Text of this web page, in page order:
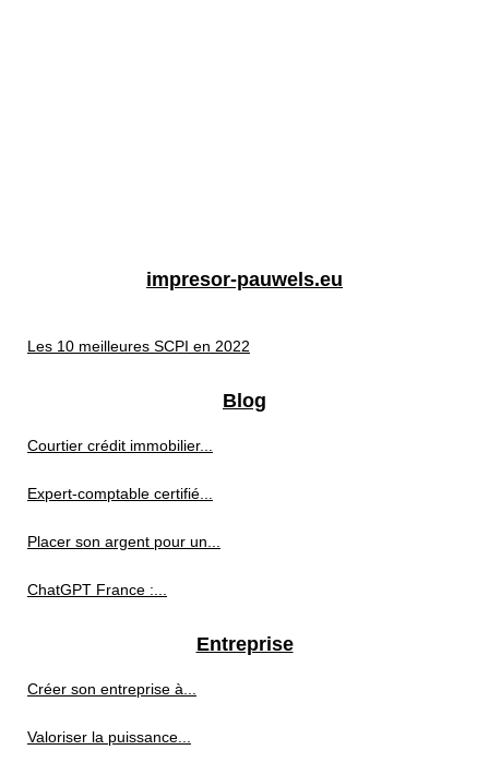
impresor-pauwels.eu
Les 10 meilleures SCPI en 2022
Blog
Courtier crédit immobilier...
Expert-comptable certifié...
Placer son argent pour un...
ChatGPT France :...
Entreprise
Créer son entreprise à...
Valoriser la puissance...